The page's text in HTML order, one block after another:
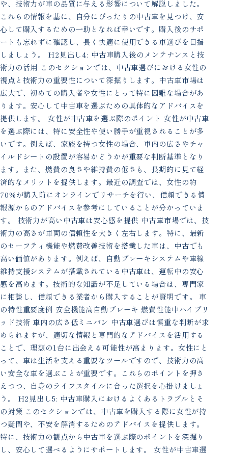
や、技術力が車の品質に与える影響について解説しました。
これらの情報を基に、自分にぴったりの中古車を見つけ、安
心して購入するための一助となれば幸いです。購入後のサポ
ートも忘れずに確認し、長く快適に使用できる車選びを目指
しましょう。 H2見出し4: 中古車購入後のメンテナンスと技
術力の活用 このセクションでは、中古車選びにおける女性の
視点と技術力の重要性について深掘りします。中古車市場は
広大で、初めての購入者や女性にとって特に困難な場合があ
ります。安心して中古車を選ぶための具体的なアドバイスを
提供します。 女性が中古車を選ぶ際のポイント 女性が中古車
を選ぶ際には、特に安全性や使い勝手が重視されることが多
いです。例えば、家族を持つ女性の場合、車内の広さやチャ
イルドシートの設置が容易かどうかが重要な判断基準となり
ます。また、燃費の良さや維持費の低さも、長期的に見て経
済的なメリットを提供します。最近の調査では、女性の約
70%が購入前にオンラインでリサーチを行い、信頼できる情
報源からのアドバイスを参考にしていることが分かっていま
す。 技術力が高い中古車は安心感を提供 中古車市場では、技
術力の高さが車両の信頼性を大きく左右します。特に、最新
のセーフティ機能や燃費改善技術を搭載した車は、中古でも
高い価値があります。例えば、自動ブレーキシステムや車線
維持支援システムが搭載されている中古車は、運転中の安心
感を高めます。技術的な知識が不足している場合は、専門家
に相談し、信頼できる業者から購入することが賢明です。 車
の特性重要度例 安全機能高自動ブレーキ 燃費性能中ハイブリ
ッド技術 車内の広さ低ミニバン 中古車選びは慎重な判断が求
められますが、適切な情報と専門的なアドバイスを活用する
ことで、理想の1台に出会える可能性が高まります。女性にと
って、車は生活を支える重要なツールですので、技術力の高
い安全な車を選ぶことが重要です。これらのポイントを押さ
えつつ、自身のライフスタイルに合った選択を心掛けましょ
う。 H2見出し5: 中古車購入におけるよくあるトラブルとそ
の対策 このセクションでは、中古車を購入する際に女性が持
つ疑問や、不安を解消するためのアドバイスを提供します。
特に、技術力の観点から中古車を選ぶ際のポイントを深掘り
し、安心して選べるようにサポートします。 女性が中古車選